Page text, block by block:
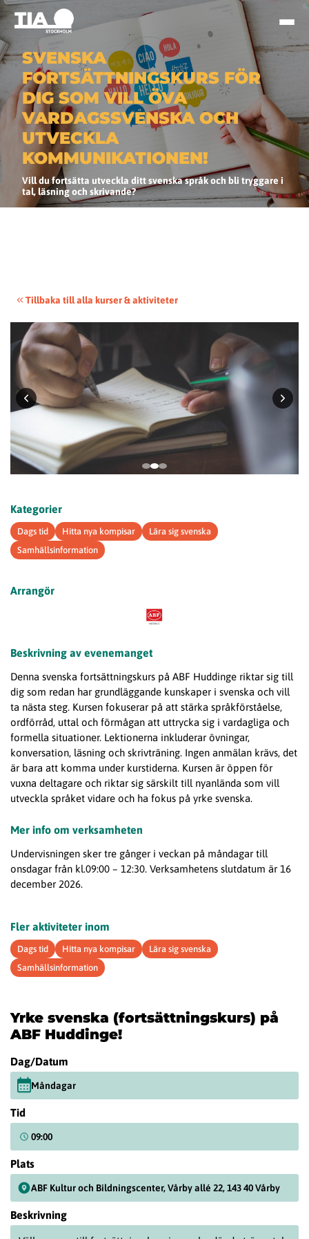
SVENSKA
FORTSÄTTNINGSKURS FÖR
DIG SOM VILL ÖVA
VARDAGSSVENSKA OCH
UTVECKLA
KOMMUNIKATIONEN!
Vill du fortsätta utveckla ditt svenska språk och bli tryggare i
tal, läsning och skrivande?
Tillbaka till alla kurser & aktiviteter
Kategorier
Dags tid Hitta nya kompisar
Lära sig svenska
Samhällsinformation
Arrangör
Beskrivning av evenemanget
Denna svenska fortsättningskurs på ABF Huddinge riktar sig till
dig som redan har grundläggande kunskaper i svenska och vill
ta nästa steg. Kursen fokuserar på att stärka språkförståelse,
ordförråd, uttal och förmågan att uttrycka sig i vardagliga och
formella situationer. Lektionerna inkluderar övningar,
konversation, läsning och skrivträning. Ingen anmälan krävs, det
är bara att komma under kurstiderna. Kursen är öppen för
vuxna deltagare och riktar sig särskilt till nyanlända som vill
utveckla språket vidare och ha fokus på yrke svenska.
Mer info om verksamheten
Undervisningen sker tre gånger i veckan på måndagar till
onsdagar från kl.09:00 – 12:30. Verksamhetens slutdatum är 16
december 2026.
Fler aktiviteter inom
Dags tid Hitta nya kompisar
Lära sig svenska
Samhällsinformation
Yrke svenska (fortsättningskurs) på
ABF Huddinge!
Dag/Datum
Måndagar
Tid
09:00
Plats
ABF Kultur och Bildningscenter, Vårby allé 22, 143 40 Vårby
Beskrivning